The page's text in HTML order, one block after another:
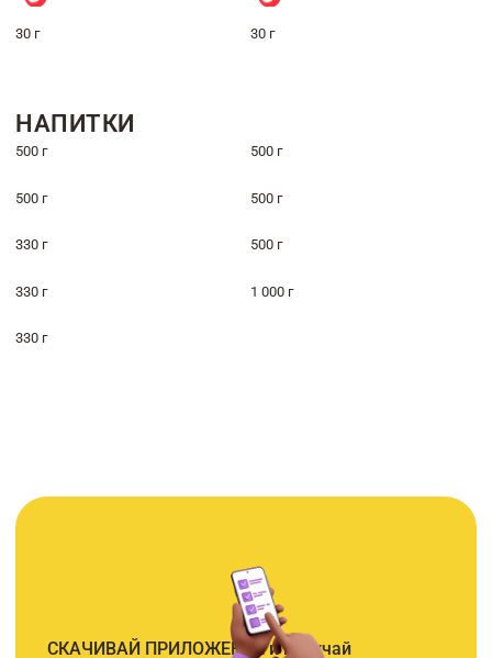
30 г 30 г
НАПИТКИ
500 г 500 г
500 г 500 г
330 г 500 г
330 г 1 000 г
330 г
СКАЧИВАЙ ПРИЛОЖЕНИЕ и получай